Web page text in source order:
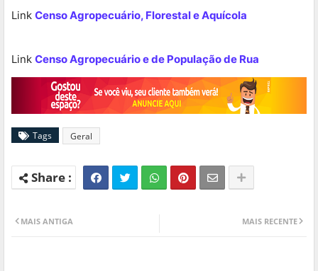
Link Censo Agropecuário, Florestal e Aquícola
Link Censo Agropecuário e de População de Rua
Tags Geral
MAIS RECENTE
MAIS ANTIGA